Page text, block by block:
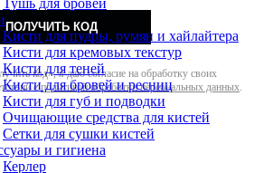
Тушь для бровей
Кисти для пудры, румян и хайлайтера
Кисти для кремовых текстур
Кисти для теней
Кисти для бровей и ресниц
Кисти для губ и подводки
Очищающие средства для кистей
Сетки для сушки кистей
и гигиена
Керлер
ПОЛУЧИТЬ КОД
код», я даю согласие на обработку своих
сполитикой обработки персональных данных.